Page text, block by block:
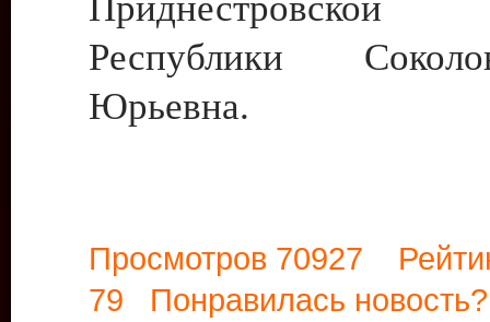
Республики
Юрьевна.
Просмотров 70927
79 Понравилась